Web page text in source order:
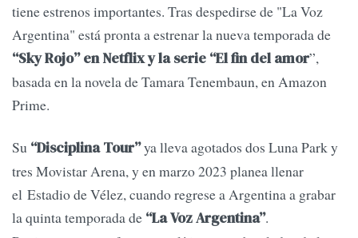
tiene estrenos importantes. Tras despedirse de "La Voz
Argentina" está pronta a estrenar la nueva temporada de
“Sky Rojo” en Netflix y la serie “El fin del amor”,
basada en la novela de Tamara Tenembaun, en Amazon
Prime.
Su “Disciplina Tour”ya lleva agotados dos Luna Park y
tres Movistar Arena, y en marzo 2023 planea llenar
el Estadio de Vélez, cuando regrese a Argentina a grabar
la quinta temporada de “La Voz Argentina”.